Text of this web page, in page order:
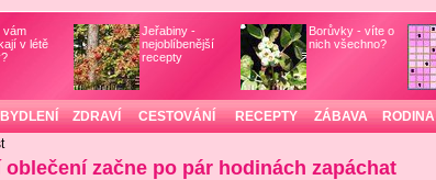
vám
v létě
Jeřabiny -
nejoblíbenější
recepty
Borůvky - víte o
nich všechno?
BYDLENÍ ZDRAVÍ CESTOVÁNÍ RECEPTY ZÁBAVA RODINA
začne po pár hodinách zapáchat